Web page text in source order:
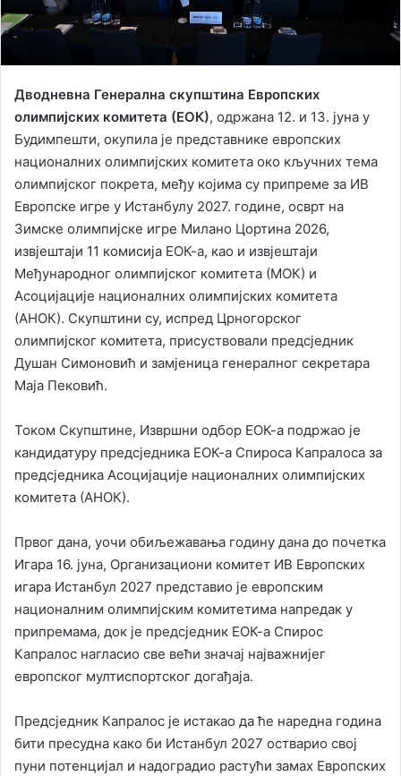
Дводневна Генерална скупштина Европских
олимпијских комитета (ЕОК), одржана 12. и 13. јуна у
Будимпешти, окупила је представнике европских
националних олимпијских комитета око кључних тема
олимпијског покрета, међу којима су припреме за ИВ
Европске игре у Истанбулу 2027. године, осврт на
Зимске олимпијске игре Милано Цортина 2026,
извјештаји 11 комисија ЕОК-а, као и извјештаји
Међународног олимпијског комитета (МОК) и
Асоцијације националних олимпијских комитета
(АНОК). Скупштини су, испред Црногорског
олимпијског комитета, присуствовали предсједник
Душан Симоновић и замјеница генералног секретара
Маја Пековић.
Током Скупштине, Извршни одбор ЕОК-а подржао је
кандидатуру предсједника ЕОК-а Спироса Капралоса за
предсједника Асоцијације националних олимпијских
комитета (АНОК).
Првог дана, уочи обиљежавања годину дана до почетка
Игара 16. јуна, Организациони комитет ИВ Европских
игара Истанбул 2027 представио је европским
националним олимпијским комитетима напредак у
припремама, док је предсједник ЕОК-а Спирос
Капралос нагласио све већи значај најважнијег
европског мултиспортског догађаја.
Предсједник Капралос је истакао да ће наредна година
бити пресудна како би Истанбул 2027 остварио свој
пуни потенцијал и надоградио растући замах Европских